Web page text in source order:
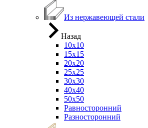
Из нержавеющей стали
Назад
10х10
15х15
20х20
25х25
30х30
40х40
50х50
Равносторонний
Разносторонний